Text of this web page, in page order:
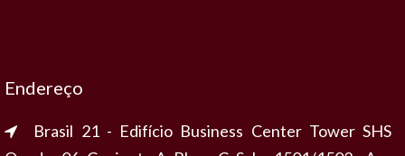
Endereço
Brasil 21 - Edifício Business Center Tower SHS